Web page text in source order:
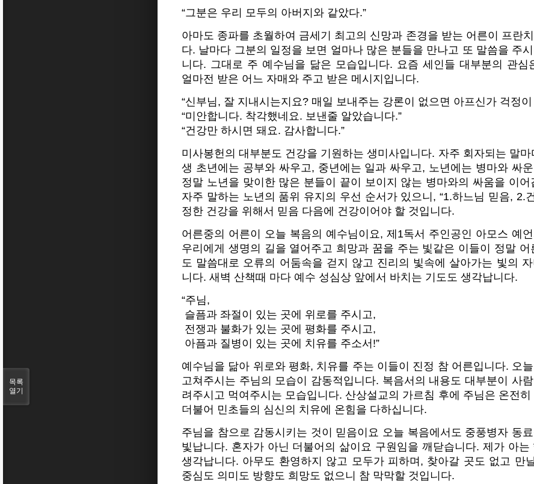
“그분은 우리 모두의 아버지와 같았다.”
아마도 종파를 초월하여 금세기 최고의 신망과 존경을 받는 어른이 프란
다. 날마다 그분의 일정을 보면 얼마나 많은 분들을 만나고 또 말씀을 주
니다. 그대로 주 예수님을 닮은 모습입니다. 요즘 세인들 대부분의 관심
얼마전 받은 어느 자매와 주고 받은 메시지입니다.
“신부님, 잘 지내시는지요? 매일 보내주는 강론이 없으면 아프신가 걱정이
“미안합니다. 착각했네요. 보낸줄 알았습니다.”
“건강만 하시면 돼요. 감사합니다.”
미사봉헌의 대부분도 건강을 기원하는 생미사입니다. 자주 회자되는 말
생 초년에는 공부와 싸우고, 중년에는 일과 싸우고, 노년에는 병마와 싸
정말 노년을 맞이한 많은 분들이 끝이 보이지 않는 병마와의 싸움을 이
자주 말하는 노년의 품위 유지의 우선 순서가 있으니, “1.하느님 믿음, 2.
정한 건강을 위해서 믿음 다음에 건강이어야 할 것입니다.
어른중의 어른이 오늘 복음의 예수님이요, 제1독서 주인공인 아모스 예
우리에게 생명의 길을 열어주고 희망과 꿈을 주는 빛같은 이들이 정말 어
도 말씀대로 오류의 어둠속을 걷지 않고 진리의 빛속에 살아가는 빛의
니다. 새벽 산책때 마다 예수 성심상 앞에서 바치는 기도도 생각납니다.
“주님,
슬픔과 좌절이 있는 곳에 위로를 주시고,
전쟁과 불화가 있는 곳에 평화를 주시고,
아픔과 질병이 있는 곳에 치유를 주소서!”
예수님을 닮아 위로와 평화, 치유를 주는 이들이 진정 참 어른입니다. 오
고쳐주시는 주님의 모습이 감동적입니다. 복음서의 내용도 대부분이 사
려주시고 먹여주시는 모습입니다. 산상설교의 가르침 후에 주님은 온전
더불어 민초들의 심신의 치유에 온힘을 다하십니다.
주님을 참으로 감동시키는 것이 믿음이요 오늘 복음에서도 중풍병자 동료
빛납니다. 혼자가 아닌 더불어의 삶이요 구원임을 깨닫습니다. 제가 아
생각납니다. 아무도 환영하지 않고 모두가 피하며, 찾아갈 곳도 없고 만
중심도 의미도 방향도 희망도 없으니 참 막막할 것입니다.
목록
열기